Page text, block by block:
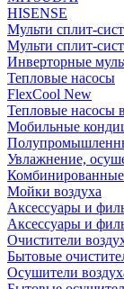
HISENSE
Мульти сплит-
Мульти сплит-
Инверторные
Тепловые насосы
FlexCool New
Тепловые насосы
Мобильные
Увлажнение,
Мойки воздуха
Аксессуары и
Аксессуары и
Очистители
Бытовые
Осушители